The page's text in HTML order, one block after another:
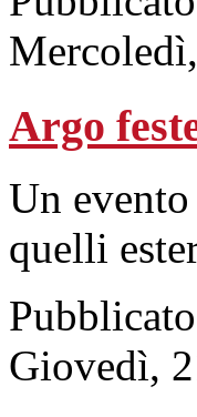
Argo
Un
quelli
Giovedì,